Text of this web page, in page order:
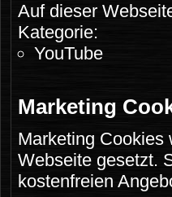
Auf dieser
Kategorie:
YouTube
Marketing
Marketing Cookies
Webseite gesetzt.
kostenfreien